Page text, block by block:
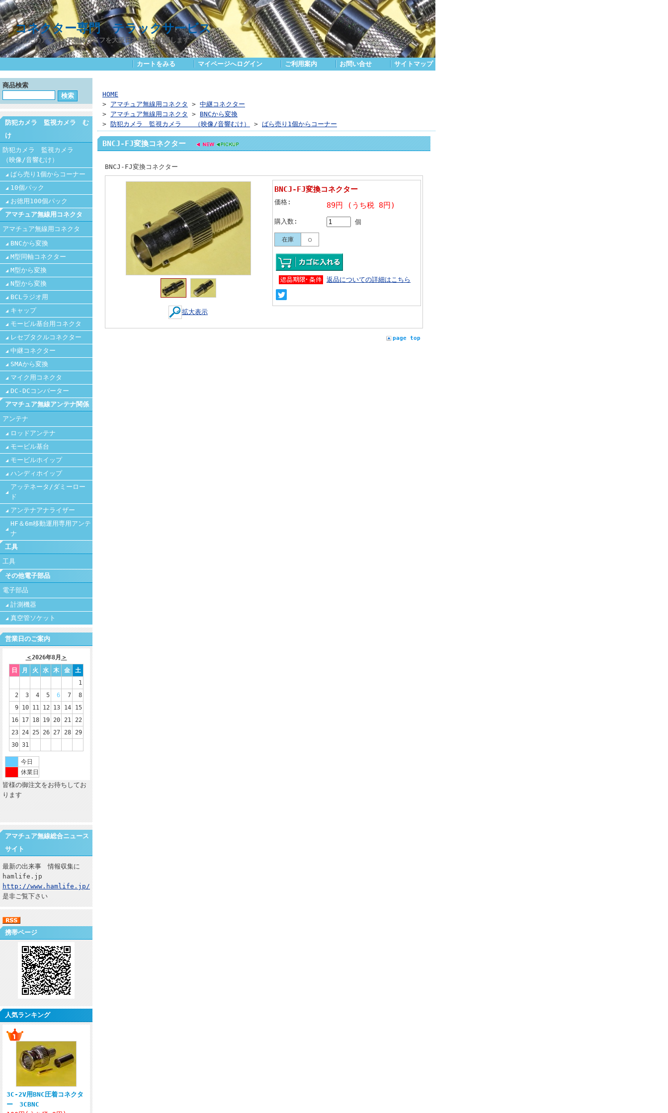
コネクター専門 テラックサービス
あなたのアマチュア無線ライフを大阪日本橋から応援します
カートをみる マイページへログイン ご利用案内 お問い合せ サイトマップ
商品検索
防犯カメラ 監視カメラ む
け
防犯カメラ 監視カメラ
（映像/音響むけ）
ばら売り1個からコーナー
10個パック
お徳用100個パック
アマチュア無線用コネクタ
アマチュア無線用コネクタ
BNCから変換
M型同軸コネクター
M型から変換
N型から変換
BCLラジオ用
キャップ
モービル基台用コネクタ
レセプタクルコネクター
中継コネクター
SMAから変換
マイク用コネクタ
DC-DCコンバーター
アマチュア無線アンテナ関係
アンテナ
ロッドアンテナ
モービル基台
モービルホイップ
ハンディホイップ
アッテネータ/ダミーロー
ド
アンテナアナライザー
HF＆6m移動運用専用アンテ
ナ
工具
工具
その他電子部品
電子部品
計測機器
真空管ソケット
営業日のご案内
＜2026年8月 ＞
日
月 火 水 木 金
土
1
2
3 4 5 6 7
8
9 10 11 12 13 14
15
16 17 18 19 20 21
22
23 24 25 26 27 28
29
30 31
今日
休業日
皆様の御注文をお待ちしてお
ります
アマチュア無線総合ニュース
サイト
最新の出来事 情報収集に
hamlife.jp
http://www.hamlife.jp/
是非ご覧下さい
携帯ページ
人気ランキング
3C-2V用BNC圧着コネクタ
ー 3CBNC
HOME
> アマチュア無線用コネクタ > 中継コネクター
> アマチュア無線用コネクタ > BNCから変換
> 防犯カメラ 監視カメラ （映像/音響むけ） > ばら売り1個からコーナー
BNCJ-FJ変換コネクター
BNCJ-FJ変換コネクター
拡大表示
BNCJ-FJ変換コネクター
価格: 89円 (うち税 8円)
購入数: 個
在庫 ○
返品についての詳細はこちら
page top